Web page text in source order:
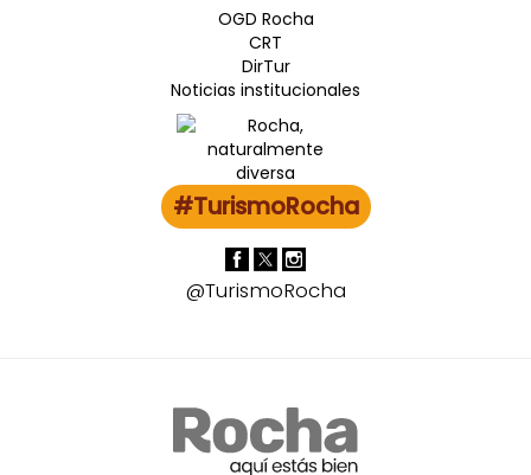
OGD Rocha
CRT
DirTur
Noticias institucionales
#TurismoRocha
@TurismoRocha